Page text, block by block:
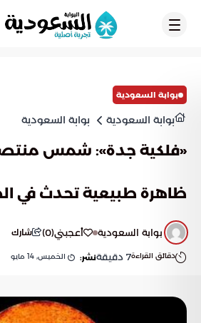
بوابة السعودية
بوابة السعودية بوابة السعودية
«فلكية جدة»: شمس
ظاهرة طبيعية تحدث في
بوابة السعودية أعجبني(
0
) شارك
دقائق القراءة7 دقيقةنشر: الخميس, 14 مايو